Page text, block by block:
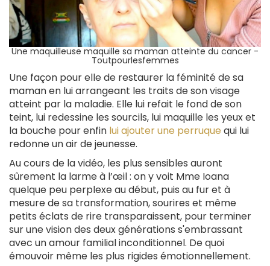
Une maquilleuse maquille sa maman atteinte du cancer -
Toutpourlesfemmes
Une façon pour elle de restaurer la féminité de sa
maman en lui arrangeant les traits de son visage
atteint par la maladie. Elle lui refait le fond de son
teint, lui redessine les sourcils, lui maquille les yeux et
la bouche pour enfin lui ajouter une perruque qui lui
redonne un air de jeunesse.
Au cours de la vidéo, les plus sensibles auront
sûrement la larme à l’œil : on y voit Mme Ioana
quelque peu perplexe au début, puis au fur et à
mesure de sa transformation, sourires et même
petits éclats de rire transparaissent, pour terminer
sur une vision des deux générations s'embrassant
avec un amour familial inconditionnel. De quoi
émouvoir même les plus rigides émotionnellement.